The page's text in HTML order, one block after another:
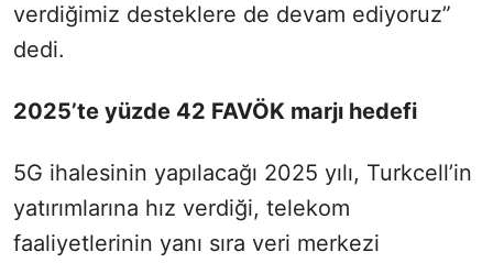
verdiğimiz desteklere de devam ediyoruz”
dedi.
2025’te yüzde 42 FAVÖK marjı hedefi
5G ihalesinin yapılacağı 2025 yılı, Turkcell’in
yatırımlarına hız verdiği, telekom
faaliyetlerinin yanı sıra veri merkezi